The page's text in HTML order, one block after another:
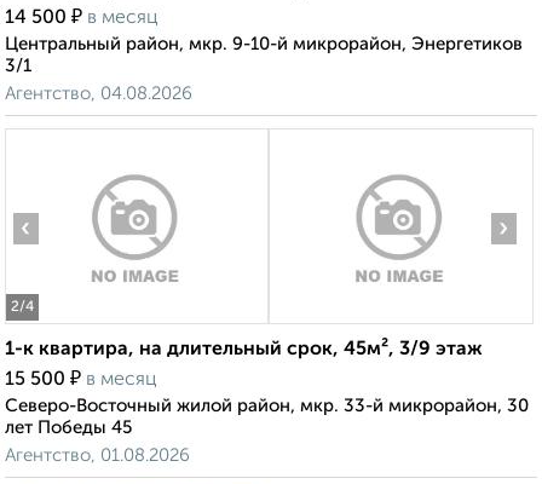
14 500 ₽ в месяц
Центральный район, мкр. 9-10-й микрорайон, Энергетиков
3/1
Агентство, 04.08.2026
2/4
‹ ›
1-к квартира, на длительный срок, 45м², 3/9 этаж
15 500 ₽ в месяц
Северо-Восточный жилой район, мкр. 33-й микрорайон, 30
лет Победы 45
Агентство, 01.08.2026